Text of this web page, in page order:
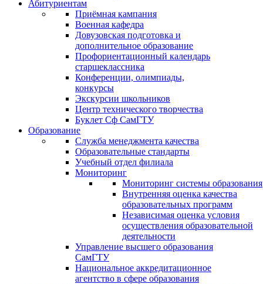
Абитуриентам
Приёмная кампания
Военная кафедра
Довузовская подготовка и
дополнительное образование
Профориентационный календарь
старшеклассника
Конференции, олимпиады,
конкурсы
Экскурсии школьников
Центр технического творчества
Буклет Сф СамГТУ
Образование
Служба менеджмента качества
Образовательные стандарты
Учебный отдел филиала
Мониторинг
Мониторинг системы образования
Внутренняя оценка качества
образовательных программ
Независимая оценка условия
осуществления образовательной
деятельности
Управление высшего образования
СамГТУ
Национальное аккредитационное
агентство в сфере образования